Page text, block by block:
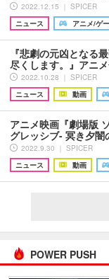
2022.12.15 ｜ SPICER
ニュース
アニメ/ゲ
『悲劇の元凶となる
尽くします。』アニ
2022.10.28 ｜ SPICER
ニュース
動画
アニメ映画『劇場版
グレッシブ- 冥き夕
2022.9.30 ｜ SPICER
ニュース
動画
POWER PUSH